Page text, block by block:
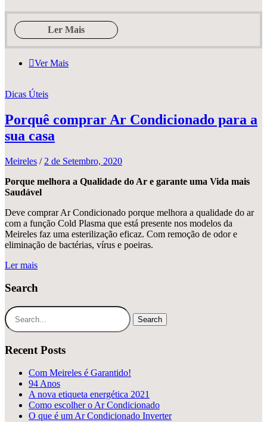
Ler Mais
Ver Mais
Dicas Úteis
Porquê comprar Ar Condicionado para a
sua casa
Meireles / 2 de Setembro, 2020
Porque melhora a Qualidade do Ar e garante uma Vida mais
Saudável
Deve comprar Ar Condicionado porque melhora a qualidade do ar
com a função Cold Plasma que está presente nos modelos da
Meireles faz uma esterilização eficaz. Com remoção de odor e
eliminação de bactérias, vírus e poeiras.
Ler mais
Search
Search
Recent Posts
Com Meireles é Garantido!
94 Anos
A nova etiqueta energética 2021
Como escolher o Ar Condicionado
O que é um Ar Condicionado Inverter